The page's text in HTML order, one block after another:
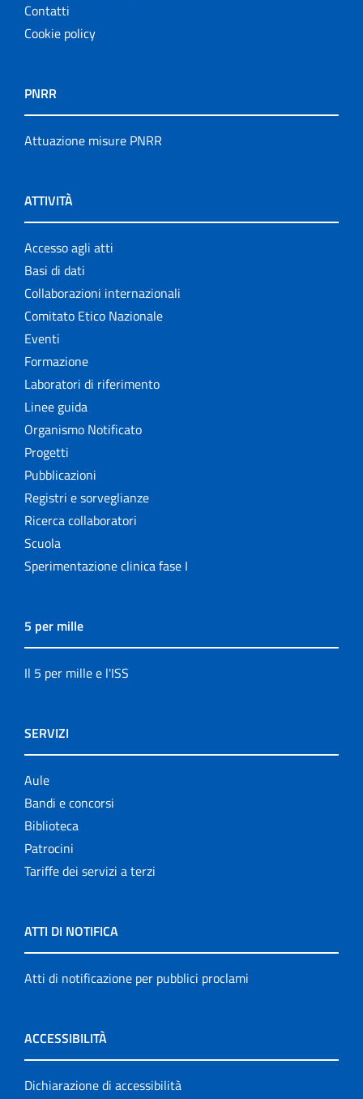
Contatti
Cookie policy
PNRR
Attuazione misure PNRR
ATTIVITÀ
Accesso agli atti
Basi di dati
Collaborazioni internazionali
Comitato Etico Nazionale
Eventi
Formazione
Laboratori di riferimento
Linee guida
Organismo Notificato
Progetti
Pubblicazioni
Registri e sorveglianze
Ricerca collaboratori
Scuola
Sperimentazione clinica fase I
5 per mille
Il 5 per mille e l'ISS
SERVIZI
Aule
Bandi e concorsi
Biblioteca
Patrocini
Tariffe dei servizi a terzi
ATTI DI NOTIFICA
Atti di notificazione per pubblici proclami
ACCESSIBILITÀ
Dichiarazione di accessibilità